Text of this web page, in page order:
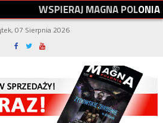
WSPIERAJMAGNAPOLONIA
07 Sierpnia 2026